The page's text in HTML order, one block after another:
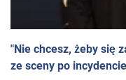
"Nie chcesz, żeby się
ze sceny po